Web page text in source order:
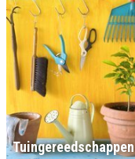
Tuingereedschappen